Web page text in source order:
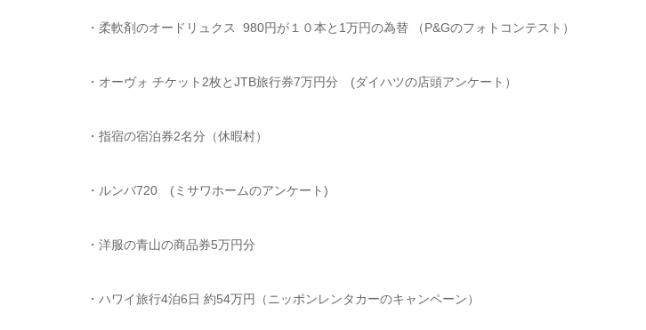
・柔軟剤のオードリュクス 980円が１０本と1万円の為替 （P&Gのフォトコンテスト）
・オーヴォ チケット2枚とJTB旅行券7万円分 (ダイハツの店頭アンケート）
・指宿の宿泊券2名分（休暇村）
・ルンバ720 (ミサワホームのアンケート)
・洋服の青山の商品券5万円分
・ハワイ旅行4泊6日 約54万円（ニッポンレンタカーのキャンペーン）